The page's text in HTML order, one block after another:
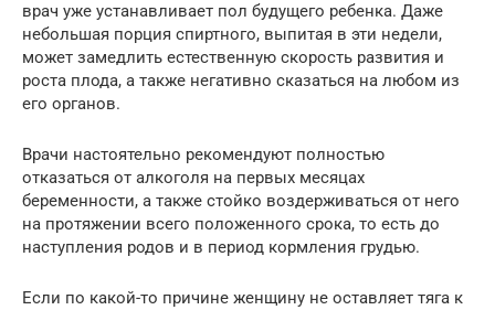
врач уже устанавливает пол будущего ребенка. Даже
небольшая порция спиртного, выпитая в эти недели,
может замедлить естественную скорость развития и
роста плода, а также негативно сказаться на любом из
его органов.
Врачи настоятельно рекомендуют полностью
отказаться от алкоголя на первых месяцах
беременности, а также стойко воздерживаться от него
на протяжении всего положенного срока, то есть до
наступления родов и в период кормления грудью.
Если по какой-то причине женщину не оставляет тяга к